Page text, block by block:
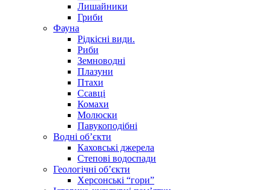
Лишайники
Гриби
Фауна
Рідкісні види.
Риби
Земноводні
Плазуни
Птахи
Ссавці
Комахи
Молюски
Павукоподібні
Водні об’єкти
Каховські джерела
Степові водоспади
Геологічні об’єкти
Херсонські “гори”